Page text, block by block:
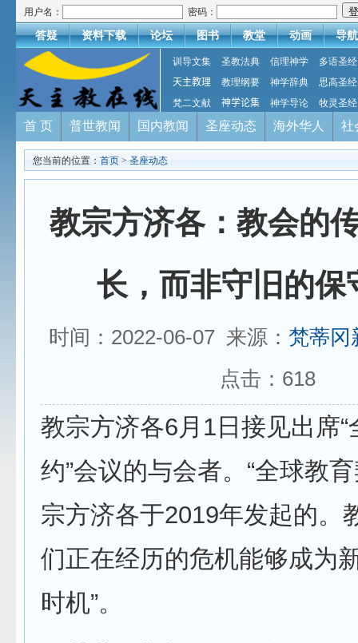
用户名： 密码：
答疑 资料下载 论坛 图书 教堂 动画 导航
训导文集 圣教法典 信理神学
多语圣经
天主教理
教理纲要 神学辞典
思高圣经
梵二文献
神学论集 神学导论 牧灵圣经
首 页 普世教闻 国内教闻 圣座动态 海外华人 社
您当前的位置： 首页 > 圣座动态
教宗方济各：教会的
长，而非守旧的保
时间：2022-06-07 来源： 梵蒂冈
点击： 618
教宗方济各6月1日接见出席“
约”会议的与会者。“全球教
宗方济各于2019年发起的。
们正在经历的危机能够成为
时机”。